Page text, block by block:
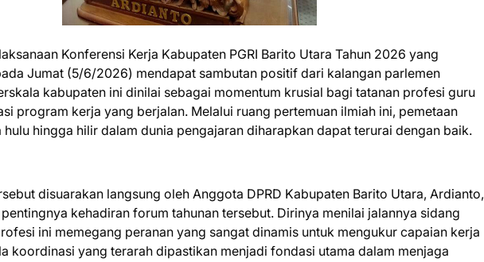
Konferensi Kerja Kabupaten PGRI Barito Utara Tahun 2026 yang
Jumat (5/6/2026) mendapat sambutan positif dari kalangan parlemen
kabupaten ini dinilai sebagai momentum krusial bagi tatanan profesi guru
program kerja yang berjalan. Melalui ruang pertemuan ilmiah ini, pemetaan
hingga hilir dalam dunia pengajaran diharapkan dapat terurai dengan baik.
disuarakan langsung oleh Anggota DPRD Kabupaten Barito Utara, Ardianto,
kehadiran forum tahunan tersebut. Dirinya menilai jalannya sidang
ini memegang peranan yang sangat dinamis untuk mengukur capaian kerja
koordinasi yang terarah dipastikan menjadi fondasi utama dalam menjaga